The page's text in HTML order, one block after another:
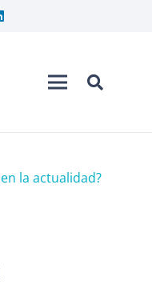
la actualidad?